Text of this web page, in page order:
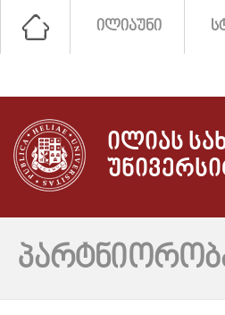
ᲘᲚᲘᲐᲣᲜᲘ
ᲘᲚᲘᲐᲡ